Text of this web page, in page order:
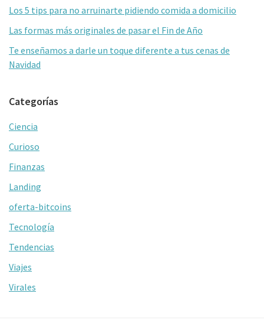
Los 5 tips para no arruinarte pidiendo comida a domicilio
Las formas más originales de pasar el Fin de Año
Te enseñamos a darle un toque diferente a tus cenas de
Navidad
Categorías
Ciencia
Curioso
Finanzas
Landing
oferta-bitcoins
Tecnología
Tendencias
Viajes
Virales